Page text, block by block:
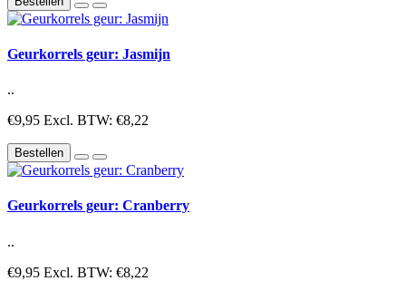
Geurkorrels geur: Jasmijn
..
€9,95 Excl. BTW: €8,22
Bestellen
Geurkorrels geur: Cranberry
..
€9,95 Excl. BTW: €8,22